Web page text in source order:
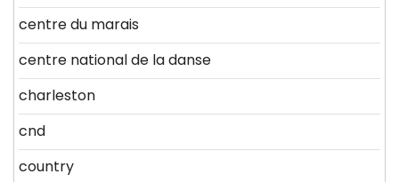
centre du marais
centre national de la danse
charleston
cnd
country